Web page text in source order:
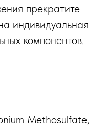
прекратите
индивидуальная
компонентов.
Methosulfate,